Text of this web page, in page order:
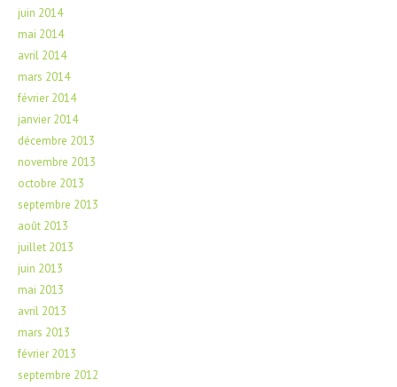
juin 2014
mai 2014
avril 2014
mars 2014
février 2014
janvier 2014
décembre 2013
novembre 2013
octobre 2013
septembre 2013
août 2013
juillet 2013
juin 2013
mai 2013
avril 2013
mars 2013
février 2013
septembre 2012